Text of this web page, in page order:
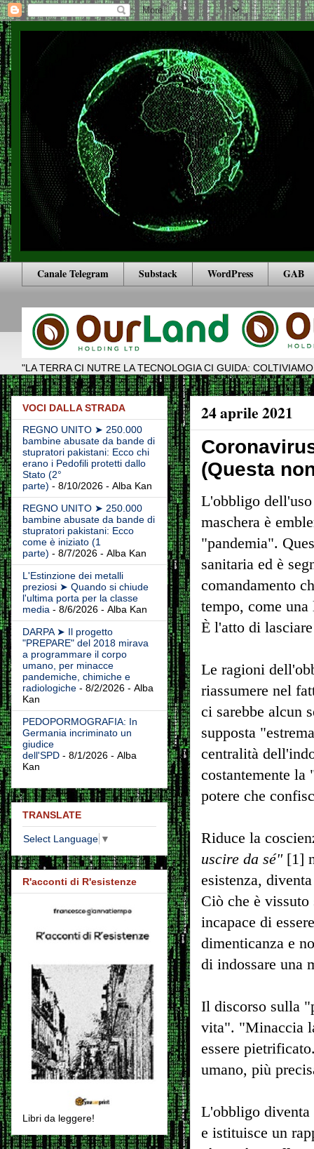
Canale Telegram Substack WordPress GAB
"LA TERRA CI NUTRE LA TECNOLOGIA CI GUIDA:
24 aprile 2021
(Questa
L'obbligo
maschera è
"pandemia".
sanitaria ed è
comandamento
tempo, come
È l'atto di
Le ragioni
riassumere nel
ci sarebbe alcun
supposta
centralità
costantemente la
potere che
Riduce la
uscire da sé"[1]
esistenza,
Ciò che è
incapace di
dimenticanza e
di indossare una
Il discorso sulla
vita". "Minaccia
essere
umano, più
L'obbligo diventa
e istituisce un
VOCI DALLA STRADA
REGNO UNITO ➤ 250.000
bambine abusate da bande di
stupratori pakistani: Ecco chi
erano i Pedofili protetti dallo
Stato (2°
parte) - 8/10/2026 - Alba Kan
REGNO UNITO ➤ 250.000
bambine abusate da bande di
stupratori pakistani: Ecco
come è iniziato (1
parte) - 8/7/2026 - Alba Kan
L'Estinzione dei metalli
preziosi ➤ Quando si chiude
l'ultima porta per la classe
media - 8/6/2026 - Alba Kan
DARPA ➤ Il progetto
"PREPARE" del 2018 mirava
a programmare il corpo
umano, per minacce
pandemiche, chimiche e
radiologiche - 8/2/2026 - Alba
Kan
PEDOPORMOGRAFIA: In
Germania incriminato un
giudice
dell'SPD - 8/1/2026 - Alba
Kan
TRANSLATE
Select Language ▼
R'acconti di R'esistenze
Libri da leggere!